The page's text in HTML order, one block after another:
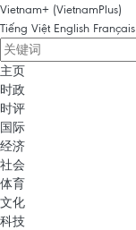
Vietnam+ (VietnamPlus)
Tiếng Việt English Français
主页
时政
时评
国际
经济
社会
体育
文化
科技